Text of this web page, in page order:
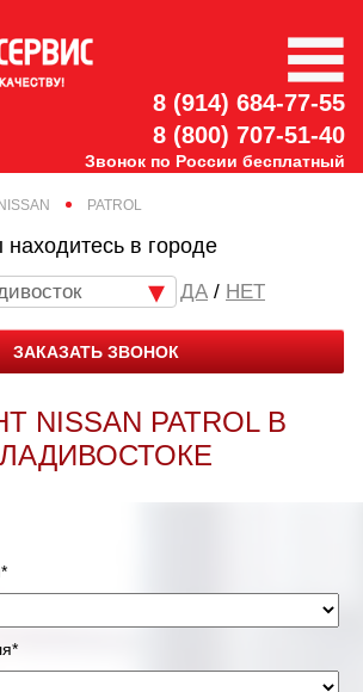
8 (914) 684-77-55
8 (800) 707-51-40
Звонок по России бесплатный
NISSAN PATROL
находитесь в городе
/ НЕТ
ЗАКАЗАТЬ ЗВОНОК
NISSAN PATROL В